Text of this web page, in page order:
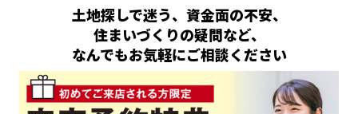
土地探しで迷う、資金面の不安、
住まいづくりの疑問など、
なんでもお気軽にご相談ください